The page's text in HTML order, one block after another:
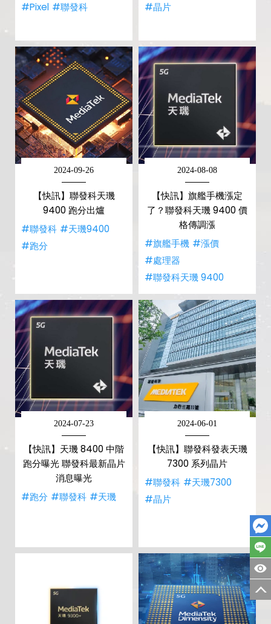
#Pixel #聯發科
#晶片
2024-09-26
【快訊】聯發科天璣
9400 跑分出爐
#聯發科 #天璣9400
#跑分
2024-08-08
【快訊】旗艦手機漲定
了？聯發科天璣 9400 價
格傳調漲
#旗艦手機 #漲價
#處理器
#聯發科天璣 9400
2024-07-23
【快訊】天璣 8400 中階
跑分曝光 聯發科最新晶片
消息曝光
#跑分 #聯發科 #天璣
2024-06-01
【快訊】聯發科發表天璣
7300 系列晶片
#聯發科 #天璣7300
#晶片